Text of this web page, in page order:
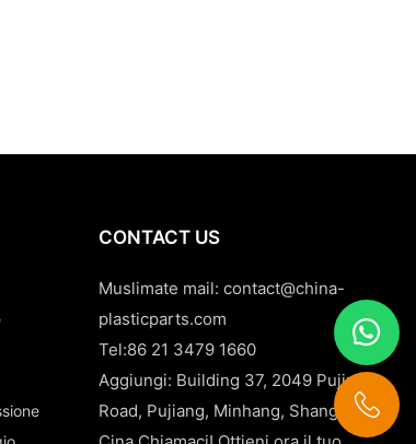
CONTACT US
Muslimate mail:contact@china-
plasticparts.com
Tel:86 21 3479 1660
Aggiungi: Building 37, 2049 Pujin
Road, Pujiang, Minhang, Shanghai,